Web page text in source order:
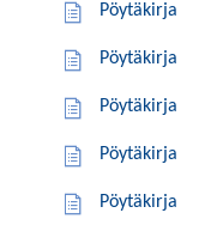
Pöytäkirja
Pöytäkirja
Pöytäkirja
Pöytäkirja
Pöytäkirja